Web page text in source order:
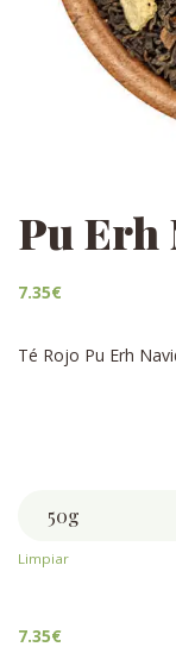
Pu Erh
7.35€
Té Rojo Pu Erh
Limpiar
7.35€